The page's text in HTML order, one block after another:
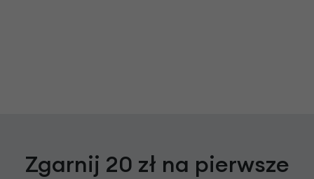
Zgarnij 20 zł na pierwsze